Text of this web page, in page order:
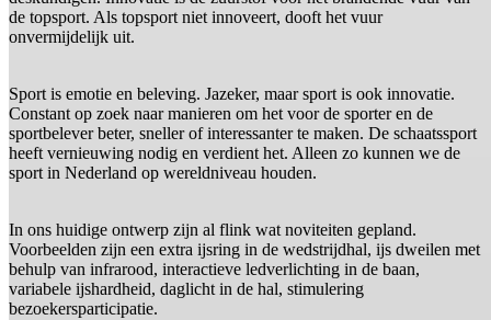
de topsport. Als topsport niet innoveert, dooft het vuur
onvermijdelijk uit.
Sport is emotie en beleving. Jazeker, maar sport is ook innovatie.
Constant op zoek naar manieren om het voor de sporter en de
sportbelever beter, sneller of interessanter te maken. De schaatssport
heeft vernieuwing nodig en verdient het. Alleen zo kunnen we de
sport in Nederland op wereldniveau houden.
In ons huidige ontwerp zijn al flink wat noviteiten gepland.
Voorbeelden zijn een extra ijsring in de wedstrijdhal, ijs dweilen met
behulp van infrarood, interactieve ledverlichting in de baan,
variabele ijshardheid, daglicht in de hal, stimulering
bezoekersparticipatie.